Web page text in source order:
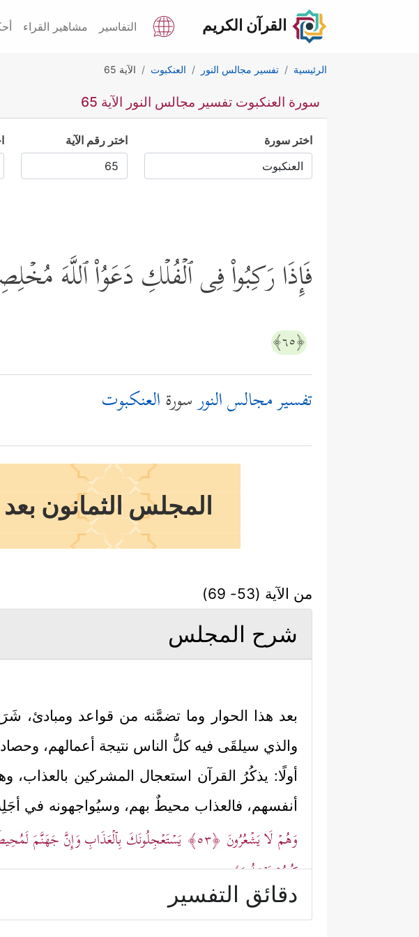
القرآن الكريم التفاسير مشاهير القراء
الرئيسية تفسير مجالس النور العنكبوت الآية 65
سورة العنكبوت تفسير مجالس النور الآية 65
اختر سورة اختر رقم الآية
فَإِذَا رَكِبُواْ فِی ٱلۡفُلۡكِ دَعَوُاْ ٱللَّهَ
﴿٦٥﴾
تفسير مجالس النورسورةالعنكبوت
المجلس الثمانون
من الآية (53- 69)
شرح المجلس
بعد هذا الحوار وما تضمَّنه من قواعد ومبادئ،
والذي سيلقَى فيه كلُّ الناس نتيجة أعمالهم،
أولًا: يذكُرُ القرآن استعجال المشركين بالعذاب،
أنفسهم، فالعذاب محيطٌ بهم، وسيُواجهونه في
وَهُمۡ لَا یَشۡعُرُونَ ﴿٥٣﴾ یَسۡتَعۡجِلُونَكَ بِٱلۡعَذَابِ وَإِنَّ جَهَنَّمَ
كُنتُمۡ تَعۡمَلُونَ﴾.
ثانيًا: يُخاطب الله عباده المؤمنين أن يتوجهوا
دقائق التفسير